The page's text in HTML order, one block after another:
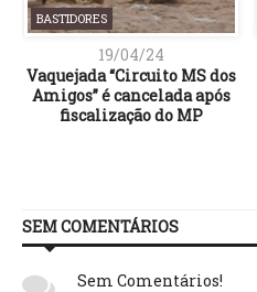
BASTIDORES
19/04/24
Vaquejada “Circuito MS dos
Amigos” é cancelada após
fiscalização do MP
SEM COMENTÁRIOS
Sem Comentários!